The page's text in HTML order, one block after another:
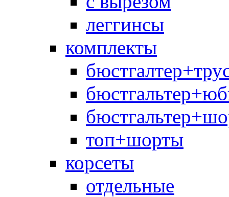
леггинсы
комплекты
топ+шорты
корсеты
отдельные